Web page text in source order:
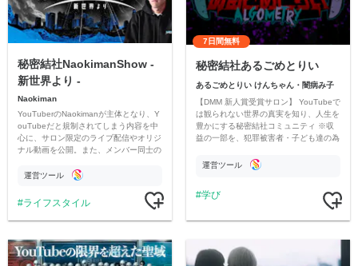
秘密結社NaokimanShow -
新世界より -
Naokiman
YouTuberのNaokimanが主体となり、Y
ouTubeだと規制されてしまう内容を中
心に、サロン限定のライブ配信やオリジ
ナル動画を公開。また、メンバー同士の
ただいています。
運営ツール
ライフスタイル
7日間無料
秘密結社あるごめとりい
あるごめとりい けんちゃん・闇病み子
【DMM 新人賞受賞サロン】 YouTubeで
は観られない世界の真実を知り、人生を
豊かにする秘密結社コミュニティ ※収
益の一部を、犯罪被害者・子ども達の為
す運営ツール
学び